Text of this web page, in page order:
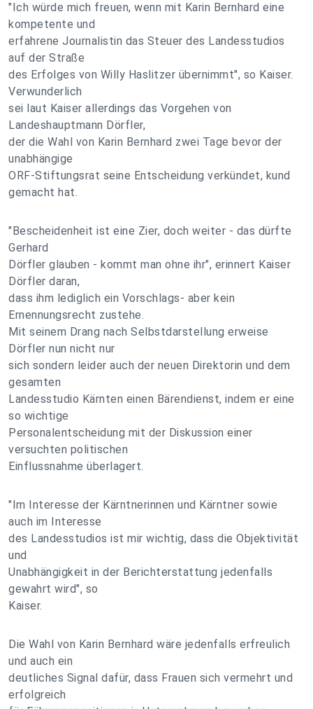
"Ich würde mich freuen, wenn mit Karin Bernhard eine
kompetente und
erfahrene Journalistin das Steuer des Landesstudios
auf der Straße
des Erfolges von Willy Haslitzer übernimmt", so Kaiser.
Verwunderlich
sei laut Kaiser allerdings das Vorgehen von
Landeshauptmann Dörfler,
der die Wahl von Karin Bernhard zwei Tage bevor der
unabhängige
ORF-Stiftungsrat seine Entscheidung verkündet, kund
gemacht hat.
"Bescheidenheit ist eine Zier, doch weiter - das dürfte
Gerhard
Dörfler glauben - kommt man ohne ihr", erinnert Kaiser
Dörfler daran,
dass ihm lediglich ein Vorschlags- aber kein
Ernennungsrecht zustehe.
Mit seinem Drang nach Selbstdarstellung erweise
Dörfler nun nicht nur
sich sondern leider auch der neuen Direktorin und dem
gesamten
Landesstudio Kärnten einen Bärendienst, indem er eine
so wichtige
Personalentscheidung mit der Diskussion einer
versuchten politischen
Einflussnahme überlagert.
"Im Interesse der Kärntnerinnen und Kärntner sowie
auch im Interesse
des Landesstudios ist mir wichtig, dass die Objektivität
und
Unabhängigkeit in der Berichterstattung jedenfalls
gewahrt wird", so
Kaiser.
Die Wahl von Karin Bernhard wäre jedenfalls erfreulich
und auch ein
deutliches Signal dafür, dass Frauen sich vermehrt und
erfolgreich